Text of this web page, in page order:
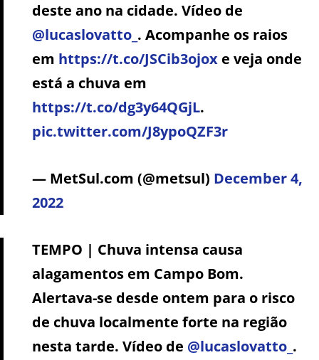
deste ano na cidade. Vídeo de
@lucaslovatto_ . Acompanhe os raios
em https://t.co/JSCib3ojox e veja onde
está a chuva em
https://t.co/dg3y64QGjL.
pic.twitter.com/J8ypoQZF3r
— MetSul.com (@metsul) December 4,
2022
TEMPO | Chuva intensa causa
alagamentos em Campo Bom.
Alertava-se desde ontem para o risco
de chuva localmente forte na região
nesta tarde. Vídeo de @lucaslovatto_ .